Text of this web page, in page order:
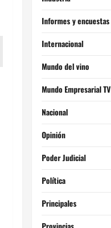
Informes y encuestas
Internacional
Mundo del vino
Mundo Empresarial TV
Nacional
Opinión
Poder Judicial
Política
Principales